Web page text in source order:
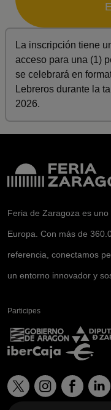
La inscripción tiene
acceso para una (1)
se celebrará en
Lebreros durante la
2026.
Feria de Zaragoza es
Europa. Con más de
referencia, conectamos
un entorno innovador y
Participes